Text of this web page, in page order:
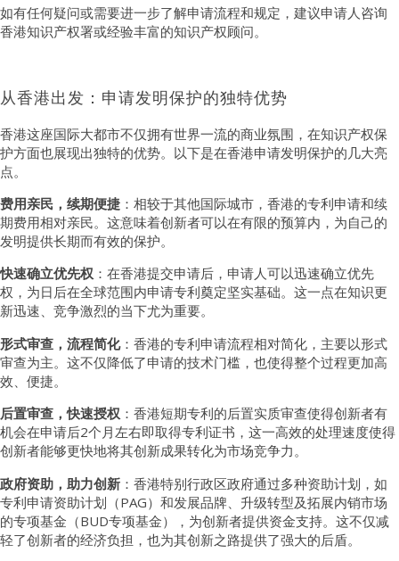
如有任何疑问或需要进一步了解申请流程和规定，建议申请人咨询
香港知识产权署或经验丰富的知识产权顾问。
从香港出发：申请发明保护的独特优势
香港这座国际大都市不仅拥有世界一流的商业氛围，在知识产权保
护方面也展现出独特的优势。以下是在香港申请发明保护的几大亮
点。
费用亲民，续期便捷 ：相较于其他国际城市，香港的专利申请和续
期费用相对亲民。这意味着创新者可以在有限的预算内，为自己的
发明提供长期而有效的保护。
快速确立优先权 ：在香港提交申请后，申请人可以迅速确立优先
权，为日后在全球范围内申请专利奠定坚实基础。这一点在知识更
新迅速、竞争激烈的当下尤为重要。
形式审查，流程简化：香港的专利申请流程相对简化，主要以形式
审查为主。这不仅降低了申请的技术门槛，也使得整个过程更加高
效、便捷。
后置审查，快速授权 ：香港短期专利的后置实质审查使得创新者有
机会在申请后2个月左右即取得专利证书，这一高效的处理速度使得
创新者能够更快地将其创新成果转化为市场竞争力。
政府资助，助力创新 ：香港特别行政区政府通过多种资助计划，如
专利申请资助计划（PAG）和发展品牌、升级转型及拓展内销市场
的专项基金（BUD专项基金），为创新者提供资金支持。这不仅减
轻了创新者的经济负担，也为其创新之路提供了强大的后盾。